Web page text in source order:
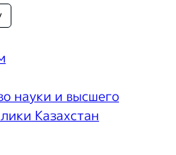
науки и высшего
Казахстан